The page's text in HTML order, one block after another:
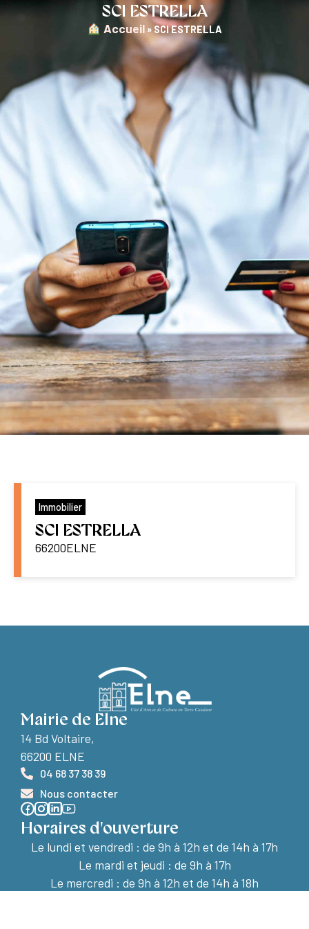
SCI ESTRELLA
︎ Accueil » SCI ESTRELLA
Immobilier
SCI ESTRELLA
66200ELNE
Mairie de Elne
14 Bd Voltaire,
66200 ELNE
04 68 37 38 39
Nous contacter
Horaires d'ouverture
Le lundi et vendredi : de 9h à 12h et de 14h à 17h
Le mardi et jeudi : de 9h à 17h
Le mercredi : de 9h à 12h et de 14h à 18h